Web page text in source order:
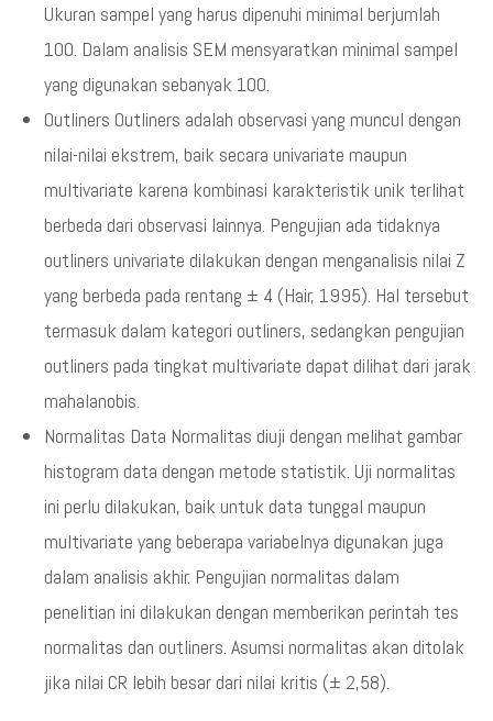
Ukuran sampel yang harus dipenuhi minimal berjumlah
100. Dalam analisis SEM mensyaratkan minimal sampel
yang digunakan sebanyak 100.
Outliners Outliners adalah observasi yang muncul dengan
nilai-nilai ekstrem, baik secara univariate maupun
multivariate karena kombinasi karakteristik unik terlihat
berbeda dari observasi lainnya. Pengujian ada tidaknya
outliners univariate dilakukan dengan menganalisis nilai Z
yang berbeda pada rentang ± 4 (Hair, 1995). Hal tersebut
termasuk dalam kategori outliners, sedangkan pengujian
outliners pada tingkat multivariate dapat dilihat dari jarak
mahalanobis.
Normalitas Data Normalitas diuji dengan melihat gambar
histogram data dengan metode statistik. Uji normalitas
ini perlu dilakukan, baik untuk data tunggal maupun
multivariate yang beberapa variabelnya digunakan juga
dalam analisis akhir. Pengujian normalitas dalam
penelitian ini dilakukan dengan memberikan perintah tes
normalitas dan outliners. Asumsi normalitas akan ditolak
jika nilai CR lebih besar dari nilai kritis (± 2,58).